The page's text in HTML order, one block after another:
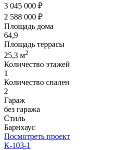
3 045 000 ₽
2 588 000 ₽
Площадь дома
64,9
Площадь террасы
25,3 м2
Количество этажей
1
Количество спален
2
Гараж
без гаража
Стиль
Барнхаус
Посмотреть проект
К-103-1